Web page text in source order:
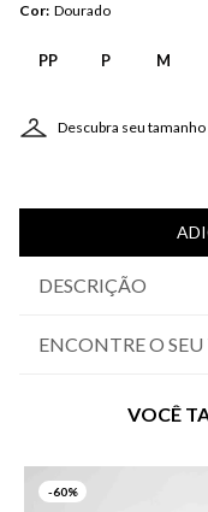
Cor: Dourado
PP P M
Descubra seu tamanho
DESCRIÇÃO
ENCONTRE O
VOCÊ
-60%